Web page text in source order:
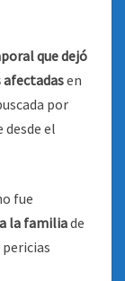
que dejó
en
por
el
fue
la familiade